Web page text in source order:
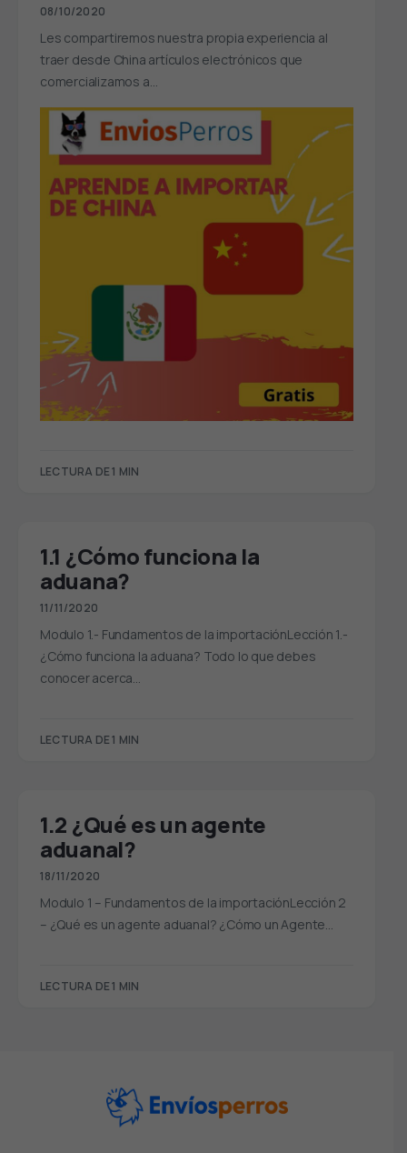
08/10/2020
Les compartiremos nuestra propia experiencia al
traer desde China artículos electrónicos que
comercializamos a…
LECTURA DE 1 MIN
1.1 ¿Cómo funciona la
aduana?
11/11/2020
Modulo 1.- Fundamentos de la importaciónLección 1.-
¿Cómo funciona la aduana? Todo lo que debes
conocer acerca…
LECTURA DE 1 MIN
1.2 ¿Qué es un agente
aduanal?
18/11/2020
Modulo 1 – Fundamentos de la importaciónLección 2
– ¿Qué es un agente aduanal? ¿Cómo un Agente…
LECTURA DE 1 MIN